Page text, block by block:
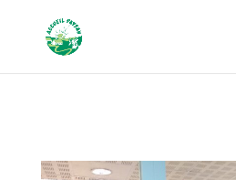
Type-Options Referrer-Policy Permissions-